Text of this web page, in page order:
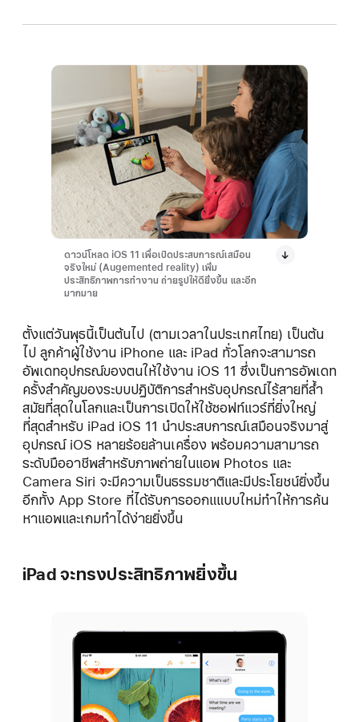
ดาวน์โหลด iOS 11 เพื่อเปิดประสบการณ์เสมือน
จริงใหม่ (Augemented reality) เพิ่ม
ประสิทธิภาพการทำงาน ถ่ายรูปให้ดียิ่งขึ้น และอีก
มากมาย
ตั้งแต่วันพุธนี้เป็นต้นไป (ตามเวลาในประเทศไทย) เป็นต้น
ไป ลูกค้าผู้ใช้งาน iPhone และ iPad ทั่วโลกจะสามารถ
อัพเดทอุปกรณ์ของตนให้ใช้งาน iOS 11 ซึ่งเป็นการอัพเดท
ครั้งสำคัญของระบบปฏิบัติการสำหรับอุปกรณ์ไร้สายที่ล้ำ
สมัยที่สุดในโลกและเป็นการเปิดให้ใช้ซอฟท์แวร์ที่ยิ่งใหญ่
ที่สุดสำหรับ iPad iOS 11 นำประสบการณ์เสมือนจริงมาสู่
อุปกรณ์ iOS หลายร้อยล้านเครื่อง พร้อมความสามารถ
ระดับมืออาชีพสำหรับภาพถ่ายในแอพ Photos และ
Camera Siri จะมีความเป็นธรรมชาติและมีประโยชน์ยิ่งขึ้น
อีกทั้ง App Store ที่ได้รับการออกแแบบใหม่ทำให้การค้น
หาแอพและเกมทำได้ง่ายยิ่งขึ้น
iPad จะทรงประสิทธิภาพยิ่งขึ้น